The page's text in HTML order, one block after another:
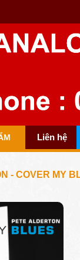
Liên hệ
- COVER MY